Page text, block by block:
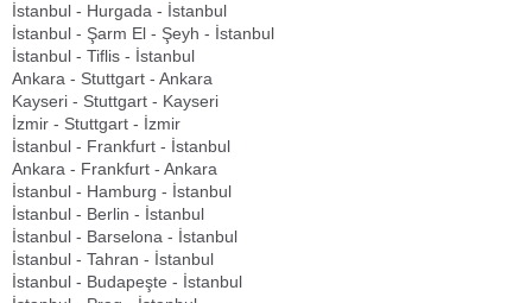
İstanbul - Hurgada - İstanbul
İstanbul - Şarm El - Şeyh - İstanbul
İstanbul - Tiflis - İstanbul
Ankara - Stuttgart - Ankara
Kayseri - Stuttgart - Kayseri
İzmir - Stuttgart - İzmir
İstanbul - Frankfurt - İstanbul
Ankara - Frankfurt - Ankara
İstanbul - Hamburg - İstanbul
İstanbul - Berlin - İstanbul
İstanbul - Barselona - İstanbul
İstanbul - Tahran - İstanbul
İstanbul - Budapeşte - İstanbul